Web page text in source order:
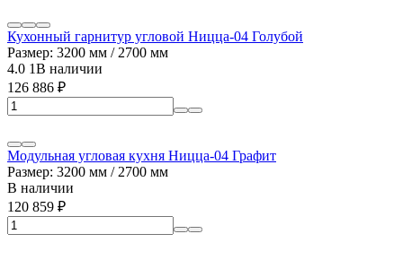
Кухонный гарнитур угловой Ницца-04 Голубой
Размер: 3200 мм / 2700 мм
4.0 1В наличии
126 886 ₽
Модульная угловая кухня Ницца-04 Графит
Размер: 3200 мм / 2700 мм
В наличии
120 859 ₽